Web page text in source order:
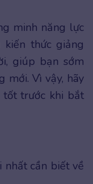
minh năng lực
thức giảng
giúp bạn sớm
mới. Vì vậy, hãy
trước khi bắt
nhất cần biết về